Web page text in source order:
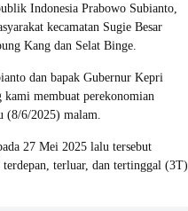
Indonesia Prabowo Subianto,
kecamatan Sugie Besar
Kang dan Selat Binge.
dan bapak Gubernur Kepri
membuat perekonomian
(8/6/2025) malam.
27 Mei 2025 lalu tersebut
terluar, dan tertinggal (3T)